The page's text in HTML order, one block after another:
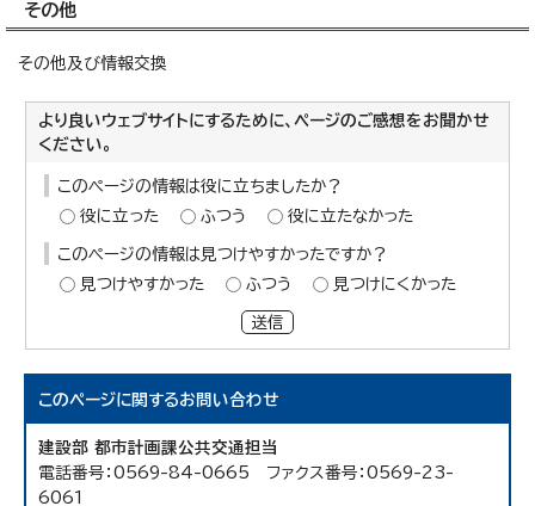
その他
その他及び情報交換
より良いウェブサイトにするために、ページのご感想をお聞かせ
ください。
このページの情報は役に立ちましたか？
役に立った
ふつう 役に立たなかった
このページの情報は見つけやすかったですか？
見つけやすかった
ふつう 見つけにくかった
送信
このページに関するお問い合わせ
建設部 都市計画課公共交通担当
電話番号：0569-84-0665 ファクス番号：0569-23-
6061